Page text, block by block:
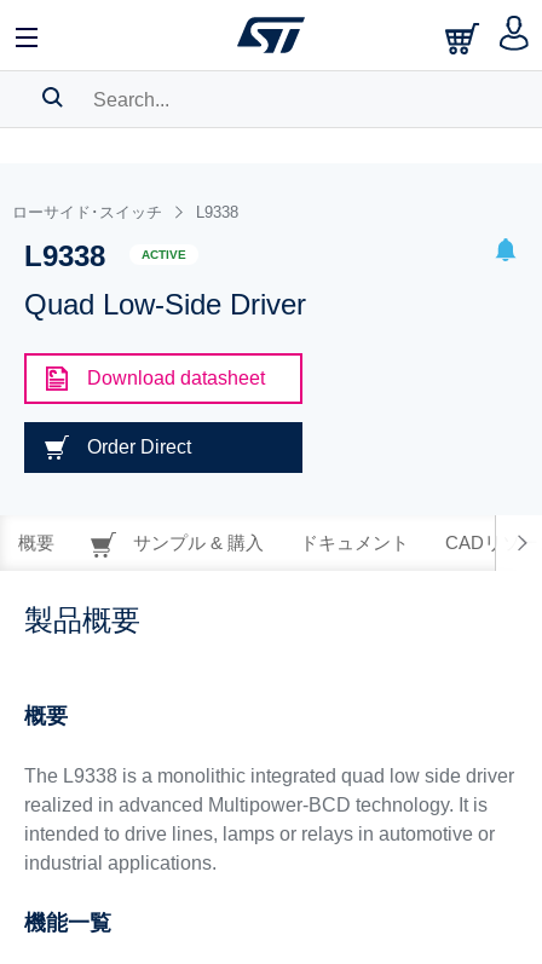
BOOKMARK
Pleaselog in to show your saved searches.
ローサイド･スイッチ L9338
L9338 ACTIVE
Quad Low-Side Driver
Download datasheet
Order Direct
概要 サンプル & 購入 ドキュメント CADリソー
製品概要
概要
The L9338 is a monolithic integrated quad low side driver
realized in advanced Multipower-BCD technology. It is
intended to drive lines, lamps or relays in automotive or
industrial applications.
機能一覧